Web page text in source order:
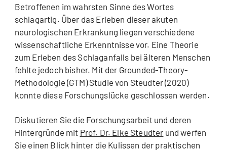
Betroffenen im wahrsten Sinne des Wortes
schlagartig. Über das Erleben dieser akuten
neurologischen Erkrankung liegen verschiedene
wissenschaftliche Erkenntnisse vor. Eine Theorie
zum Erleben des Schlaganfalls bei älteren Menschen
fehlte jedoch bisher. Mit der Grounded-Theory-
Methodologie (GTM) Studie von Steudter (2020)
konnte diese Forschungslücke geschlossen werden.
Diskutieren Sie die Forschungsarbeit und deren
Hintergründe mit Prof. Dr. Elke Steudter und werfen
Sie einen Blick hinter die Kulissen der praktischen